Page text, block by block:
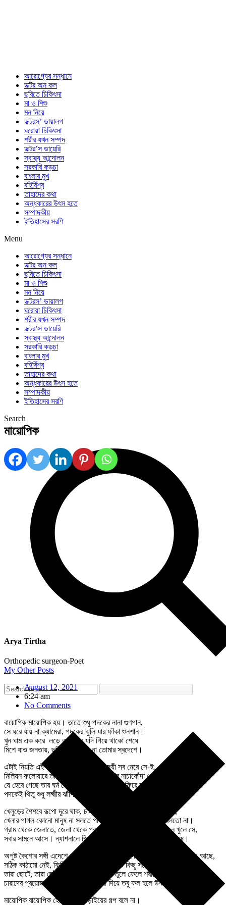
আরোগ্যের সন্ধানে
ডক্টর অন কল
ছবিতে চিকিৎসা
মা ও শিশু
মন নিয়ে
ডক্টরস’ ডায়ালগ
ঘরোয়া চিকিৎসা
শরীর যখন সম্পদ
ডক্টর’স ডায়েরি
স্বাস্থ্য আন্দোলন
সরকারি কড়চা
বাংলার মুখ
বহির্বিশ্ব
তাহাদের কথা
অন্ধকারের উৎস হতে
সম্পাদকীয়
ইতিহাসের সরণি
Menu
আরোগ্যের সন্ধানে
ডক্টর অন কল
ছবিতে চিকিৎসা
মা ও শিশু
মন নিয়ে
ডক্টরস’ ডায়ালগ
ঘরোয়া চিকিৎসা
শরীর যখন সম্পদ
ডক্টর’স ডায়েরি
স্বাস্থ্য আন্দোলন
সরকারি কড়চা
বাংলার মুখ
বহির্বিশ্ব
তাহাদের কথা
অন্ধকারের উৎস হতে
সম্পাদকীয়
ইতিহাসের সরণি
Search
মায়োপিক
Arya Tirtha
Orthopedic surgeon-Poet
My Other Posts
August 12, 2021
6:24 am
No Comments
বায়োপিক মায়োপিক হয়। তাতে শুধু পদকের নানা গুণগান,
সে ঘরে যায় না ক্যামেরা, পদকের ঝুলি যার ফাঁকা শুনশান।
খুন ঘাম এক করে লড়ে তবু হেরে যদি গিয়ে থাকো শেষে
মিশে যাও জনতায়, ছবি কেউ চিনবে না তোমার স্বদেশে।
এটাই নিয়তি এই রিয়েলিটি শো’য়ে। যে বিজয়ী সব নেবে সে-ই,
মিলিয়ন ফলোয়ারে তার নামে দেশ জুড়ে ট্যুইটের নাচাকোঁদা ধেই।
যে হেরে গেছে তার ঘর্ম বেকার, দুঃখের বোঝা নিয়ে ফিরে যাক ঘরে,
পদকেই থিতু শুধু লক্ষ্মীর ঝাঁপি। বাকিদের ভিতু ভিত চির-নড়বড়ে।
খেলুড়ের শৈশবে রূপো দূরে থাক, চামচই জোটেনা। ভরাপেট বিরল ঘটনা,
খেলার পাগল কোনো মানুষ না সলতে পাকালে, সে প্রদীপে আলো জ্বলতো না।
গ্রাম থেকে জেলাতে, জেলা থেকে প্রদেশে, নানা লাল ফিতে ফাঁস খুলে খুলে সে,
সবার সামনে আসে। ন্যাশনালে জিতে কিছু সংবাদে মৃদু ঢেউ দেয় অবশেষে।
অপুষ্ট কৈশোর সঙ্গী এদেশে প্রায় সব খেলুড়ের। প্রাদেশিক রাজনীতি, জাতপাতও আছে,
সঠিক কাঠামো নেই, ফিজিওর লোক নেই, তবু এত কিছু সয়ে প্রতিভারা বাঁচে।
তারা ছোটে, তারা ছোঁড়ে, ভল্ট দেয়, ঘুঁষি মারে, তুলে ফেলে শরীরের দ্বিগুণ ওজন,
চারাদের প্রয়োজন যেই সার জল, সেসব না দিয়ে তবু ফল হলে উৎসব হয় আয়োজন।
মায়োপিক বায়োপিক হেরে যাওয়া লড়াইয়ের গল্প বলে না।